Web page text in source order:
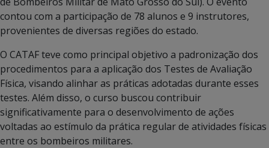
contou com a participação de 78 alunos e 9 instrutores,
provenientes de diversas regiões do estado.
O CATAF teve como principal objetivo a padronização dos
procedimentos para a aplicação dos Testes de Avaliação
Física, visando alinhar as práticas adotadas durante esses
testes. Além disso, o curso buscou contribuir
significativamente para o desenvolvimento de ações
voltadas ao estímulo da prática regular de atividades físicas
entre os bombeiros militares.